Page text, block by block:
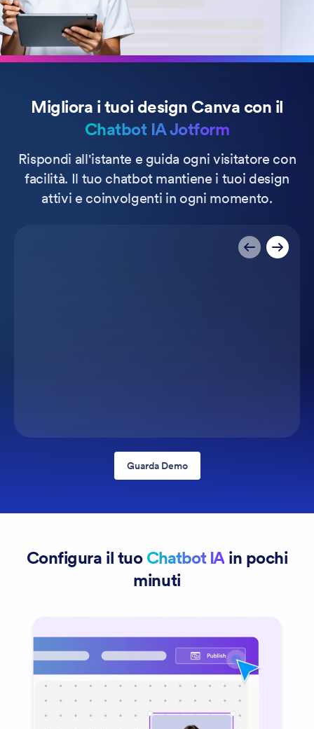
Migliora i tuoi design Canva con il
Chatbot IA Jotform
Rispondi all'istante e guida ogni visitatore con
facilità. Il tuo chatbot mantiene i tuoi design
attivi e coinvolgenti in ogni momento.
Guarda Demo
Configura il tuoChatbot IA in pochi
minuti